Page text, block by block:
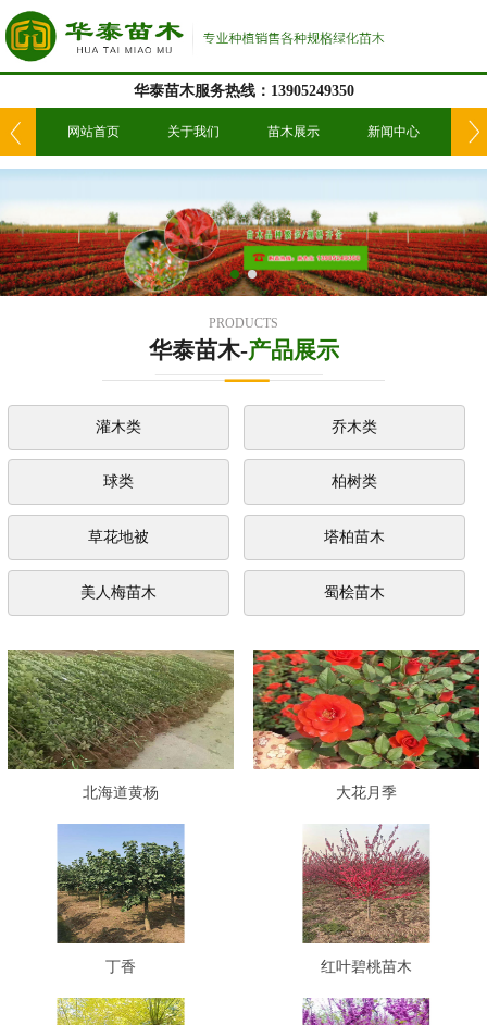
华泰苗木服务热线：13905249350
们 网站首页 关于我们 苗木展示 新闻中心 工
PRODUCTS
华泰苗木-产品展示
灌木类 乔木类
球类 柏树类
草花地被 塔柏苗木
美人梅苗木 蜀桧苗木
北海道黄杨 大花月季
丁香 红叶碧桃苗木